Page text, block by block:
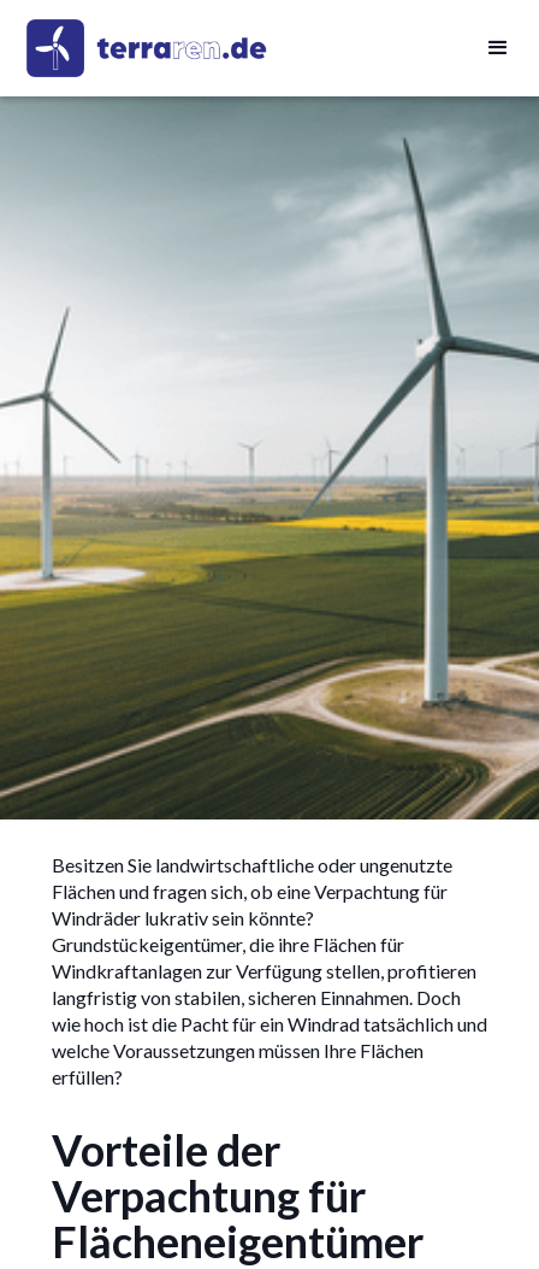
viel kann man als
Grundstückseigentümer
verdienen?
Besitzen Sie landwirtschaftliche oder ungenutzte
Flächen und fragen sich, ob eine Verpachtung für
Windräder lukrativ sein könnte?
Grundstückeigentümer, die ihre Flächen für
Windkraftanlagen zur Verfügung stellen, profitieren
langfristig von stabilen, sicheren Einnahmen. Doch
wie hoch ist die Pacht für ein Windrad tatsächlich und
welche Voraussetzungen müssen Ihre Flächen
erfüllen?
Vorteile der
Verpachtung für
Flächeneigentümer